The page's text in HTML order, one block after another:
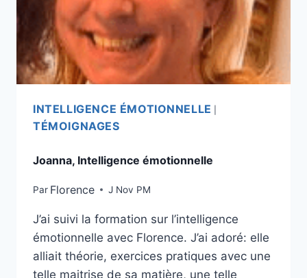
INTELLIGENCE ÉMOTIONNELLE
TÉMOIGNAGES
Joanna, Intelligence émotionnelle
Par Florence J Nov PM
J’ai suivi la formation sur l’intelligence
émotionnelle avec Florence. J’ai adoré: elle
alliait théorie, exercices pratiques avec une
telle maitrise de sa matière, une telle